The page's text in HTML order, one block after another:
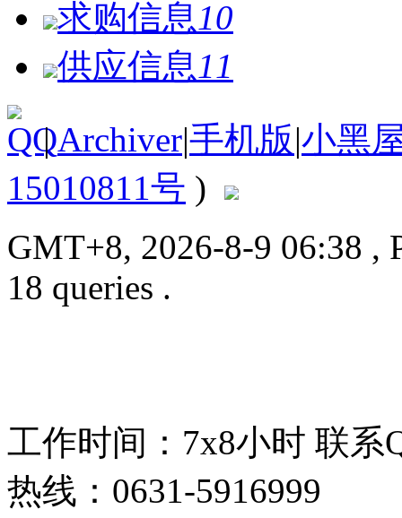
求购信息 10
供应信息 11
| Archiver|手机版|小黑
15010811号 )
GMT+8, 2026-8-9 06:38 ,
18 queries .
工作时间：7x8小时 联系
热线：0631-5916999